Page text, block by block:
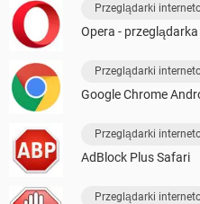
Przeglądarki
Opera - przeglądarka
Przeglądarki
Google Chrome
Przeglądarki
AdBlock Plus Safari
Przeglądarki